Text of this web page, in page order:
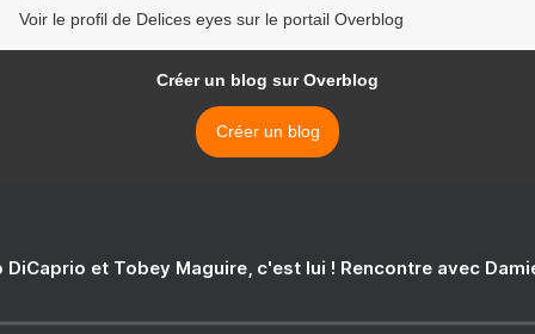
Voir le profil de Delices eyes sur le portail Overblog
Créer un blog sur Overblog
Créer un blog
DiCaprio et Tobey Maguire, c'est lui ! Rencontre avec